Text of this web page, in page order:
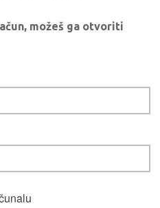
možeš ga otvoriti